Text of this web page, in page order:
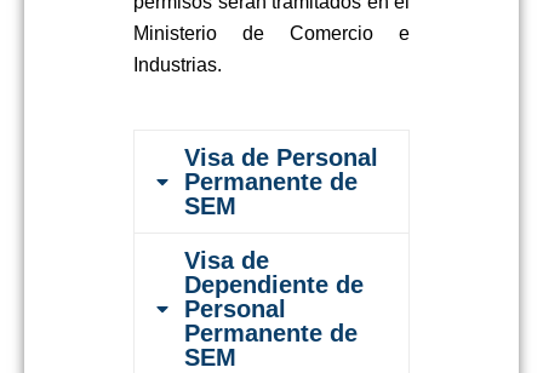
Ministerio de Comercio e
Industrias.
Visa de Personal
Permanente de
SEM
Visa de
Dependiente de
Personal
Permanente de
SEM